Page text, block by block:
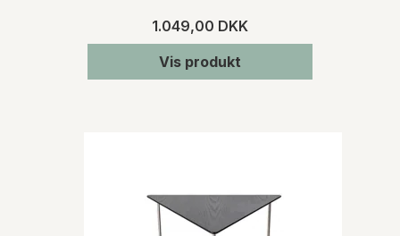
1.049,00 DKK
Vis produkt